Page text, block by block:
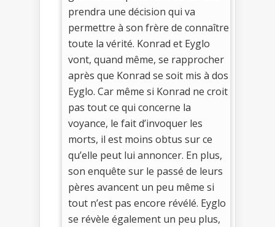
prendra une décision qui va
permettre à son frère de connaître
toute la vérité. Konrad et Eyglo
vont, quand même, se rapprocher
après que Konrad se soit mis à dos
Eyglo. Car même si Konrad ne croit
pas tout ce qui concerne la
voyance, le fait d’invoquer les
morts, il est moins obtus sur ce
qu’elle peut lui annoncer. En plus,
son enquête sur le passé de leurs
pères avancent un peu même si
tout n’est pas encore révélé. Eyglo
se révèle également un peu plus,